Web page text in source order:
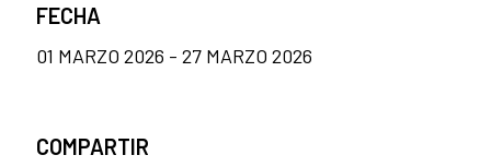
FECHA
01 MARZO 2026 - 27 MARZO 2026
COMPARTIR